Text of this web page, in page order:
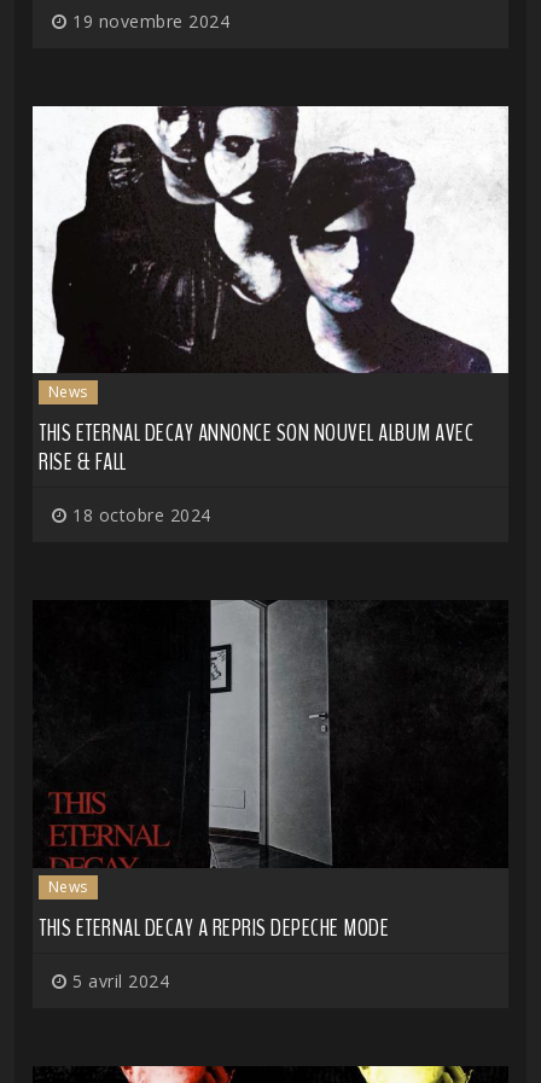
19 novembre 2024
News
THIS ETERNAL DECAY ANNONCE SON NOUVEL ALBUM AVEC
RISE & FALL
18 octobre 2024
News
THIS ETERNAL DECAY A REPRIS DEPECHE MODE
5 avril 2024